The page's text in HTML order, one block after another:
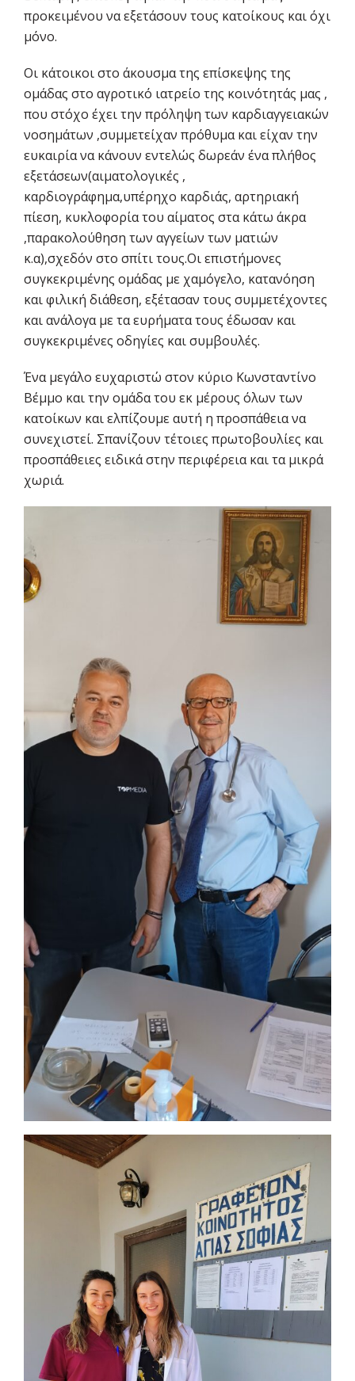
προκειμένου να εξετάσουν τους κατοίκους και όχι
μόνο.
Οι κάτοικοι στο άκουσμα της επίσκεψης της
ομάδας στο αγροτικό ιατρείο της κοινότητάς μας ,
που στόχο έχει την πρόληψη των καρδιαγγειακών
νοσημάτων ,συμμετείχαν πρόθυμα και είχαν την
ευκαιρία να κάνουν εντελώς δωρεάν ένα πλήθος
εξετάσεων(αιματολογικές ,
καρδιογράφημα,υπέρηχο καρδιάς, αρτηριακή
πίεση, κυκλοφορία του αίματος στα κάτω άκρα
,παρακολούθηση των αγγείων των ματιών
κ.α),σχεδόν στο σπίτι τους.Οι επιστήμονες
συγκεκριμένης ομάδας με χαμόγελο, κατανόηση
και φιλική διάθεση, εξέτασαν τους συμμετέχοντες
και ανάλογα με τα ευρήματα τους έδωσαν και
συγκεκριμένες οδηγίες και συμβουλές.
Ένα μεγάλο ευχαριστώ στον κύριο Κωνσταντίνο
Βέμμο και την ομάδα του εκ μέρους όλων των
κατοίκων και ελπίζουμε αυτή η προσπάθεια να
συνεχιστεί. Σπανίζουν τέτοιες πρωτοβουλίες και
προσπάθειες ειδικά στην περιφέρεια και τα μικρά
χωριά.